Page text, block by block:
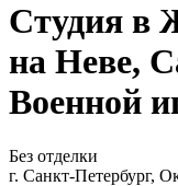
Студия в
на Неве,
Военной
Без отделки
г. Санкт-Петербург,